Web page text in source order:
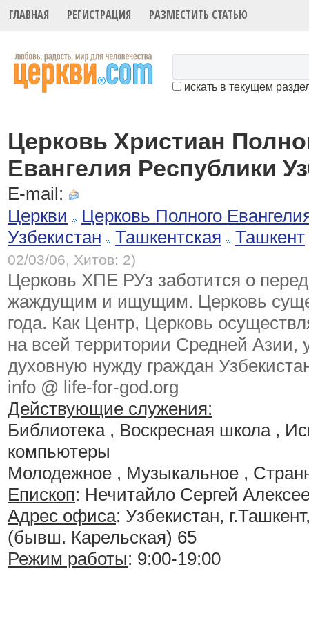
ГЛАВНАЯ РЕГИСТРАЦИЯ РАЗМЕСТИТЬ СТАТЬЮ
искать в текущем
Церковь Христиан
Евангелия Республики
E-mail:
Церкви
Церковь Полного
Узбекистан
Ташкентская Ташкент
02/03/06, Хитов: 2)
Церковь ХПЕ РУз заботится о
жаждущим и ищущим. Церковь
года. Как Центр, Церковь
на всей территории Средней Азии,
духовную нужду граждан
info @ life-for-god.org
Действующие служения:
Библиотека , Воскресная школа ,
компьютеры
Молодежное , Музыкальное ,
Епископ: Нечитайло Сергей
Адрес офиса: Узбекистан,
(бывш. Карельская) 65
Режим работы: 9:00-19:00